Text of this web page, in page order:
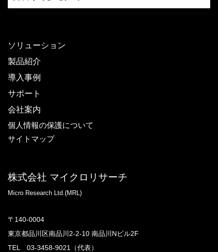
株式会社 マイクロリサーチ
Micro Research Ltd.(MRL)
〒140-0004
東京都品川区南品川2-2-10 南品川Nビル2F
TEL 03-3458-9021（代表）
ソリューション
製品紹介
導入事例
サポート
会社案内
個人情報の保護について
サイトマップ